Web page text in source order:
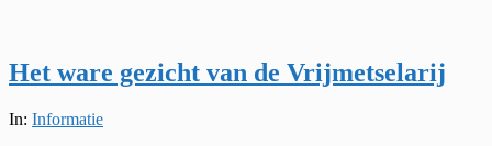
Het ware gezicht van de Vrijmetselarij
2022-
In: Informatie